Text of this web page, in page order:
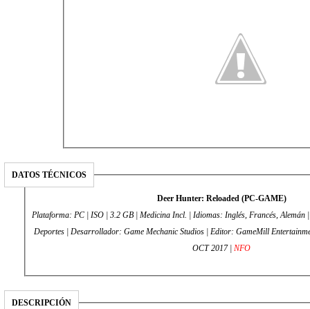
DATOS TÉCNICOS
Deer Hunter: Reloaded (PC-GAME)
Plataforma: PC | ISO | 3.2 GB | Medicina Incl. | Idiomas: Inglés, Francés, Alemán
Deportes | Desarrollador: Game Mechanic Studios | Editor: GameMill Entertainment | Fecha de lanzamiento: 24
OCT 2017 | NFO
DESCRIPCIÓN